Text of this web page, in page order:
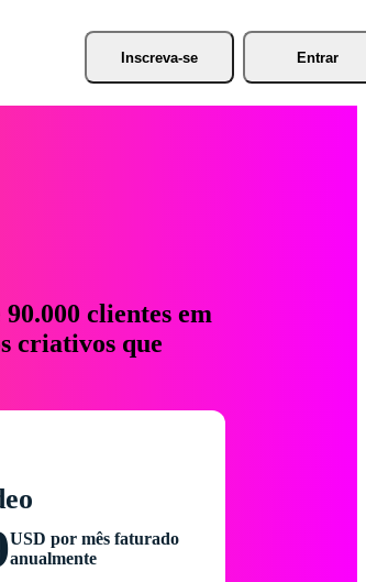
Inscreva-se Entrar
clientes em
criativos que
USD por mês faturado
anualmente